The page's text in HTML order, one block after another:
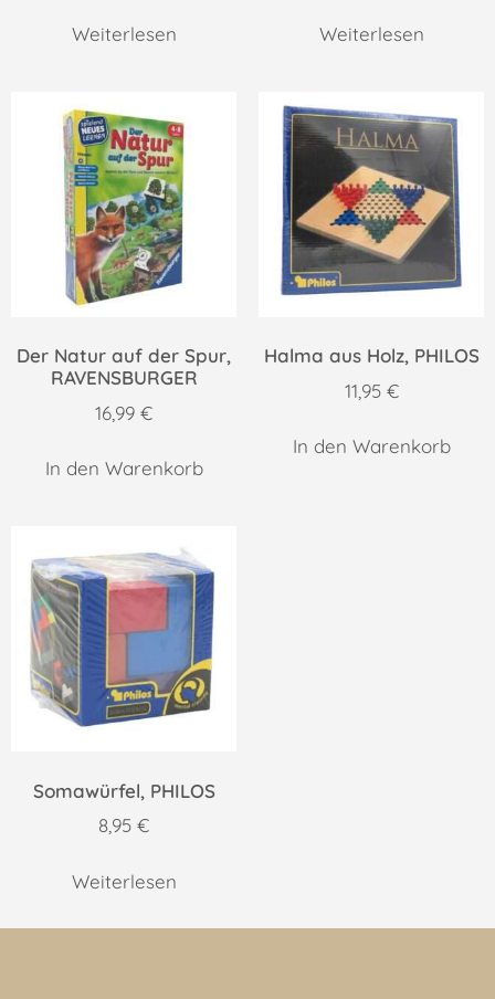
Weiterlesen Weiterlesen
Der Natur auf der Spur,
RAVENSBURGER
16,99 €
In den Warenkorb
Halma aus Holz, PHILOS
11,95 €
In den Warenkorb
Somawürfel, PHILOS
8,95 €
Weiterlesen